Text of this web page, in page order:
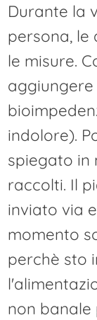
Durante la
persona, le
le misure.
indolore).
spiegato in
raccolti. Il
inviato via
momento
perchè sto
non